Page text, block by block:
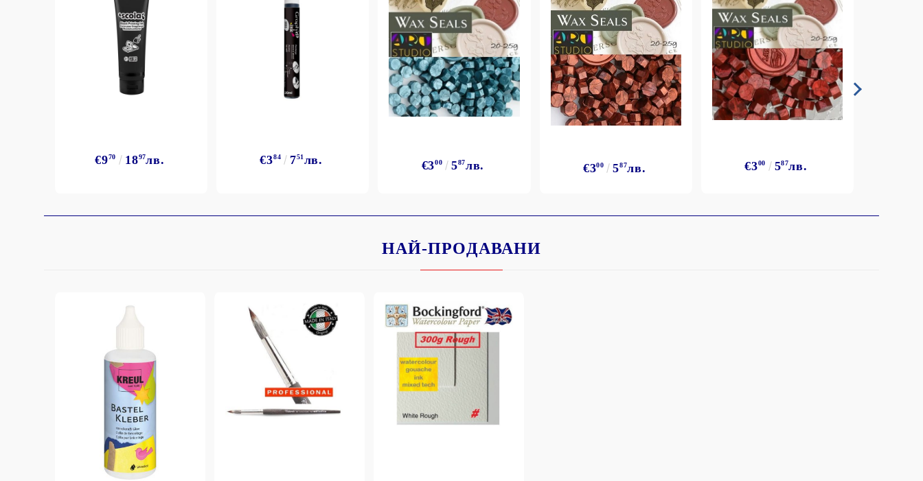
Моят профил
Регистрация
BGN
Пигментни Мастила
ЕКСКЛУЗИВНИ, АЛКОХОЛНИ и
€970 1897лв. €384 751лв. €300 587лв. €300 587лв. €300 587лв.
НАЙ-ПРОДАВАНИ